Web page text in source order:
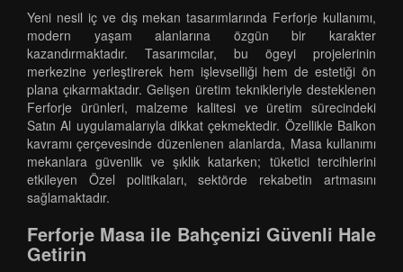
Yeni nesil iç ve dış mekan tasarımlarında Ferforje kullanımı,
modern yaşam alanlarına özgün bir karakter
kazandırmaktadır. Tasarımcılar, bu ögeyi projelerinin
merkezine yerleştirerek hem işlevselliği hem de estetiği ön
plana çıkarmaktadır. Gelişen üretim teknikleriyle desteklenen
Ferforje ürünleri, malzeme kalitesi ve üretim sürecindeki
Satın Al uygulamalarıyla dikkat çekmektedir. Özellikle Balkon
kavramı çerçevesinde düzenlenen alanlarda, Masa kullanımı
mekanlara güvenlik ve şıklık katarken; tüketici tercihlerini
etkileyen Özel politikaları, sektörde rekabetin artmasını
sağlamaktadır.
Ferforje Masa ile Bahçenizi Güvenli Hale
Getirin